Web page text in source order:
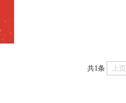
共1条 上页